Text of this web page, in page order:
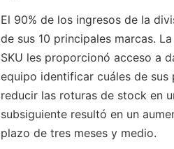
El 90% de los ingresos de la
de sus 10 principales marcas.
SKU les proporcionó acceso a
equipo identificar cuáles de
reducir las roturas de stock en
subsiguiente resultó en un
plazo de tres meses y medio.